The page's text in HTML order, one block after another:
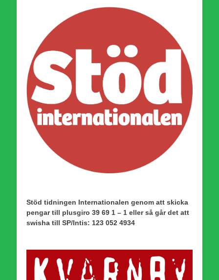
Stöd tidningen Internationalen genom att skicka
pengar till plusgiro 39 69 1 – 1 eller så går det att
swisha till SP/Intis: 123 052 4934